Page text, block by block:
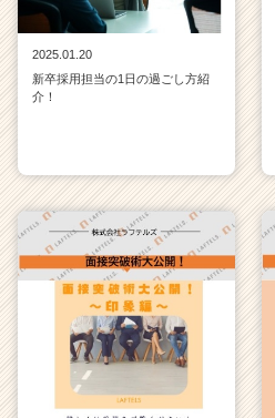
2025.01.20
新卒採用担当の1日の過ごし方紹
介！